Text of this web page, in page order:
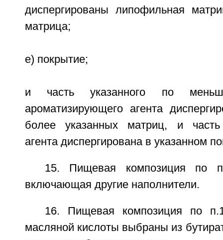
диспергированы липофильная
матрица;
e) покрытие;
и часть указанного по
ароматизирующего агента
более указанных матриц, и часть
агента диспергирована в указанном
15. Пищевая композиция по
включающая другие наполнители.
16. Пищевая композиция по
масляной кислоты выбраны из